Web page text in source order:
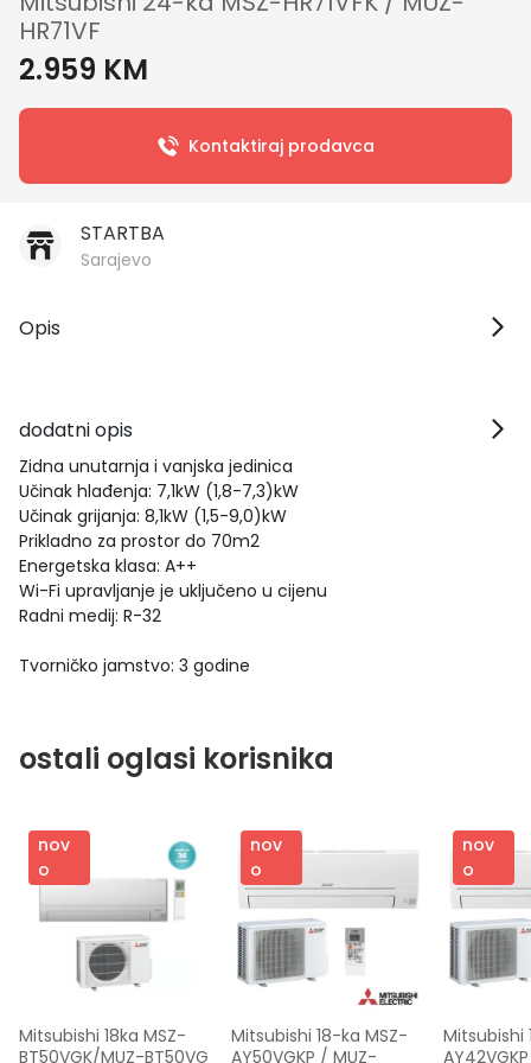
HR71VF
2.959 KM
Kontaktiraj prodavca
STARTBA
Sarajevo
Opis
dodatni opis
Zidna unutarnja i vanjska jedinica
Učinak hlađenja: 7,1kW (1,8-7,3)kW
Učinak grijanja: 8,1kW (1,5-9,0)kW
Prikladno za prostor do 70m2
Energetska klasa: A++
Wi-Fi upravljanje je uključeno u cijenu
Radni medij: R-32
Tvorničko jamstvo: 3 godine
ostali oglasi korisnika
nov
o
Mitsubishi 18ka MSZ-
BT50VGK/MUZ-BT50VG
nov
o
Mitsubishi 18-ka MSZ-
AY50VGKP / MUZ-
nov
o
Mitsubishi